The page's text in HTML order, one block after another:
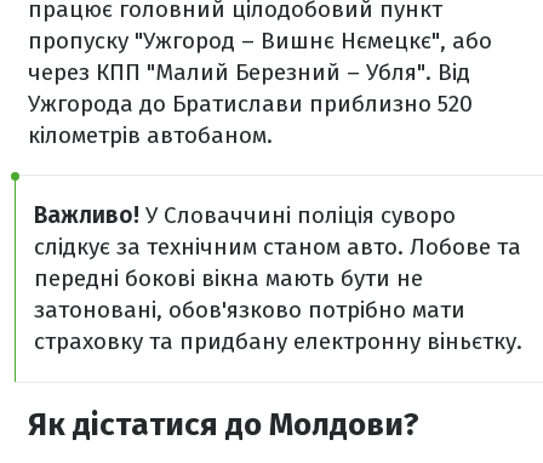
працює головний цілодобовий пункт
пропуску "Ужгород – Вишнє Нємецкє", або
через КПП "Малий Березний – Убля". Від
Ужгорода до Братислави приблизно 520
кілометрів автобаном.
Важливо! У Словаччині поліція суворо
слідкує за технічним станом авто. Лобове та
передні бокові вікна мають бути не
затоновані, обов'язково потрібно мати
страховку та придбану електронну віньєтку.
Як дістатися до Молдови?